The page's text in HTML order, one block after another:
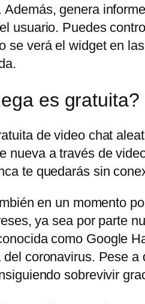
Además, genera
usuario. Puedes
se verá el widget en
es gratuita?
de video chat
nueva a través de
te quedarás sin
en un momento
ya sea por parte
como Google
del coronavirus. Pese
sobrevivir